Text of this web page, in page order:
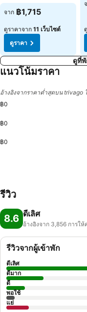
ดูราคา
จาก ฿1,715
ดูราคาจาก 11 เว็บไซต์
ดูราคา
ดูที่
แนวโน้มราคา
อ้างอิงจากราคาต่ำสุดบน trivago
฿0
฿0
฿0
รีวิว
8.6 ดีเลิศ
อ้างอิงจาก 3,856 การใ
รีวิวจากผู้เข้าพัก
ดีเลิศ
ดีมาก
ดี
พอใช้
แย่